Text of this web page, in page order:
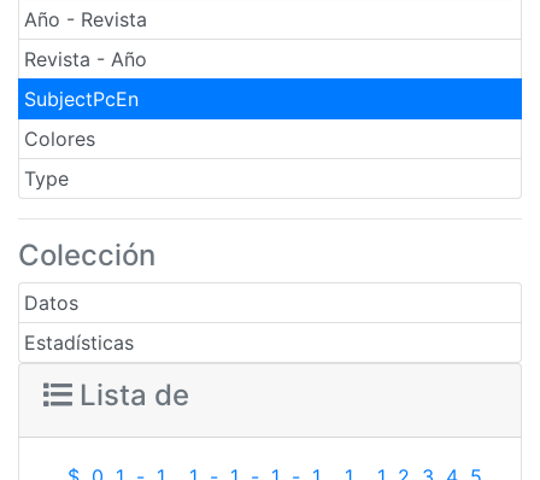
Año - Revista
Revista - Año
SubjectPcEn
Colores
Type
Colección
Datos
Estadísticas
Lista de